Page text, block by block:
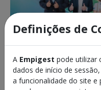
Comunicado
Definições de
A Empigest pode utilizar
dados de início de
a funcionalidade do site e